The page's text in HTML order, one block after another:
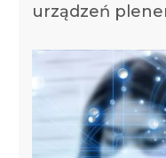
urządzeń